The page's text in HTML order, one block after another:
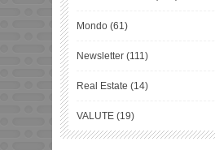
Mondo (61)
Newsletter (111)
Real Estate (14)
VALUTE (19)